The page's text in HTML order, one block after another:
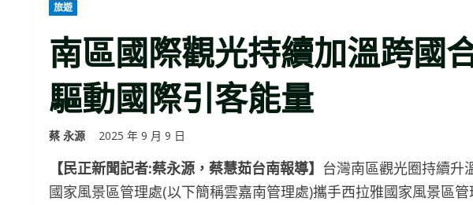
旅遊
南區國際觀光持續加溫跨國
驅動國際引客能量
蔡 永源 2025 年 9 月 9 日
【民正新聞記者:蔡永源，蔡慧茹台南報導】 台灣南區觀光圈持續升
國家風景區管理處(以下簡稱雲嘉南管理處)攜手西拉雅國家風景區